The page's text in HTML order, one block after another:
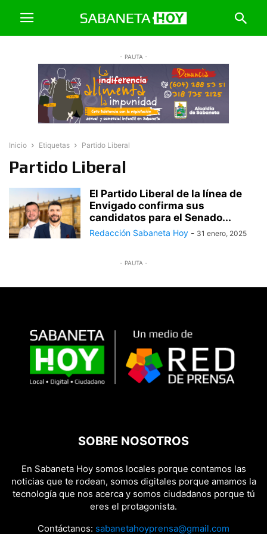
- PAUTA -
Inicio Etiquetas Partido Liberal
Partido Liberal
El Partido Liberal de la línea de
Envigado confirma sus
candidatos para el Senado...
Redacción Sabaneta Hoy - 31 enero, 2025
- PAUTA -
SOBRE NOSOTROS
En Sabaneta Hoy somos locales porque contamos las
noticias que te rodean, somos digitales porque amamos la
tecnología que nos acerca y somos ciudadanos porque tú
eres el protagonista.
Contáctanos: sabanetahoyprensa@gmail.com